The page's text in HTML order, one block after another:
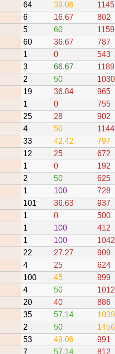
64 39.06 1145
6 16.67 802
5 60 1159
60 36.67 787
1 0 543
3 66.67 1189
2 50 1030
19 36.84 965
1 0 755
25 28 902
4 50 1144
33 42.42 797
12 25 672
1 0 192
2 50 625
1 100 728
101 36.63 937
1 0 500
1 100 412
1 100 1042
22 27.27 909
4 25 624
100 45 999
4 50 1012
20 40 886
35 57.14 1039
2 50 1456
53 49.06 991
7 57.14 812